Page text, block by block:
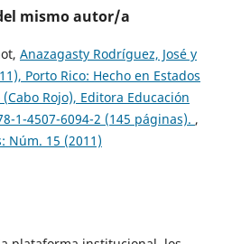
mismo autor/a
Anazagasty Rodríguez, José y
Porto Rico: Hecho en Estados
Rojo), Editora Educación
1-4507-6094-2 (145 páginas). ,
Núm. 15 (2011)